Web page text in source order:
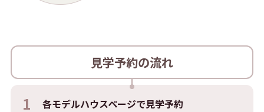
見学予約の流れ
1 各モデルハウスページで見学予約